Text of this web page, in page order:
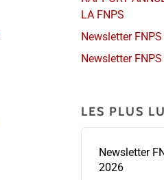
LA FNPS
Newsletter
Newsletter
LES PLUS
Newsletter
2026